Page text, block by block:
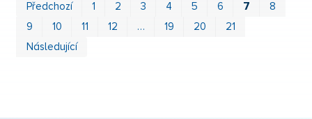
Předchozí 1 2 3 4 5 6 7
8
9
10 11 12 … 19 20
21
Následující